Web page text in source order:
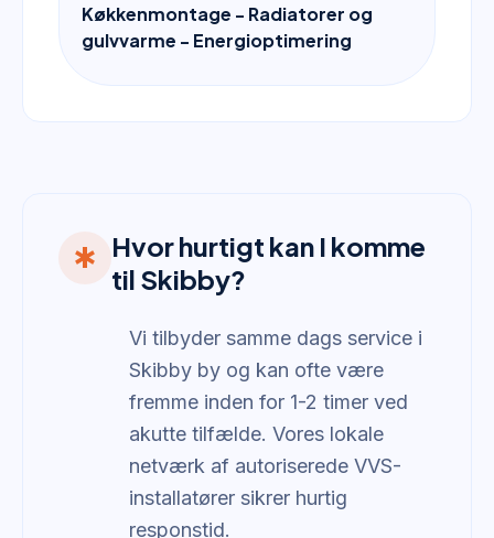
Køkkenmontage - Radiatorer og
gulvvarme - Energioptimering
emergency
Hvor hurtigt kan I komme
til Skibby?
Vi tilbyder samme dags service i
Skibby by og kan ofte være
fremme inden for 1-2 timer ved
akutte tilfælde. Vores lokale
netværk af autoriserede VVS-
installatører sikrer hurtig
responstid.